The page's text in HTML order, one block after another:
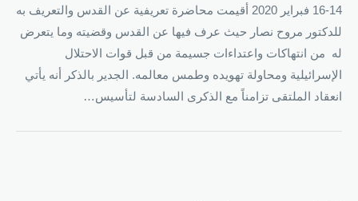
14-16 فبراير 2020 أقيمت محاضرة تعريفية عن القدس والتعريف به
للدكتور مروح نصار حيث عرف فيها عن القدس وقضيته وما يتعرض
له من انتهاكات واعتداءات جسيمة من قبل قوات الاحتلال
الإسرائيلية ومحاولة تهويده وطمس معالمه. الجدير بالذكر أنه يأتي
انعقاد الملتقى تزامناً مع الذكرى السادسة لتأسيس…